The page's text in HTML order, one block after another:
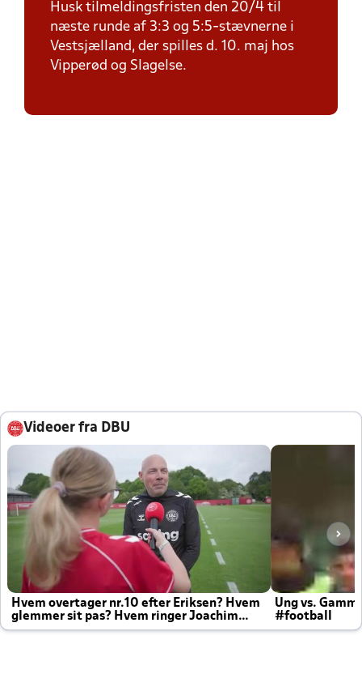
Husk tilmeldingsfristen den 20/4 til
næste runde af 3:3 og 5:5-stævnerne i
Vestsjælland, der spilles d. 10. maj hos
Vipperød og Slagelse.
Videoer fra DBU
Hvem overtager nr.10 efter Eriksen? Hvem
glemmer sit pas? Hvem ringer Joachim
altid til efter kampe?
Ung vs.
#football